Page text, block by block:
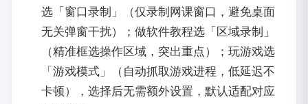
选「窗口录制」（仅录制网课窗口，避免桌面
无关弹窗干扰）；做软件教程选「区域录制」
（精准框选操作区域，突出重点）；玩游戏选
「游戏模式」（自动抓取游戏进程，低延迟不
卡顿），选择后无需额外设置，默认适配对应